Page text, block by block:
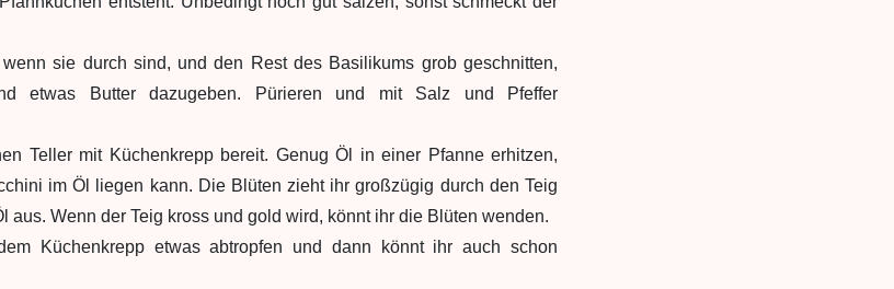
sie durch sind, und den Rest des Basilikums grob geschnitten,
etwas Butter dazugeben. Pürieren und mit Salz und Pfeffer
Teller mit Küchenkrepp bereit. Genug Öl in einer Pfanne erhitzen,
im Öl liegen kann. Die Blüten zieht ihr großzügig durch den Teig
aus. Wenn der Teig kross und gold wird, könnt ihr die Blüten wenden.
Küchenkrepp etwas abtropfen und dann könnt ihr auch schon